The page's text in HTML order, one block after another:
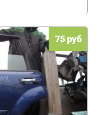
75 руб